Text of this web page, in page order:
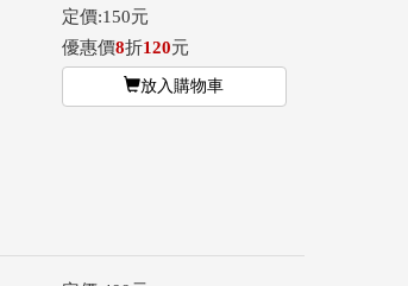
定價:150元
優惠價8折120元
放入購物車